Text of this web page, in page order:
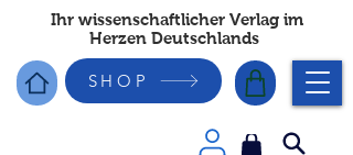
Ihr wissenschaftlicher Verlag im
Herzen Deutschlands
SHOP